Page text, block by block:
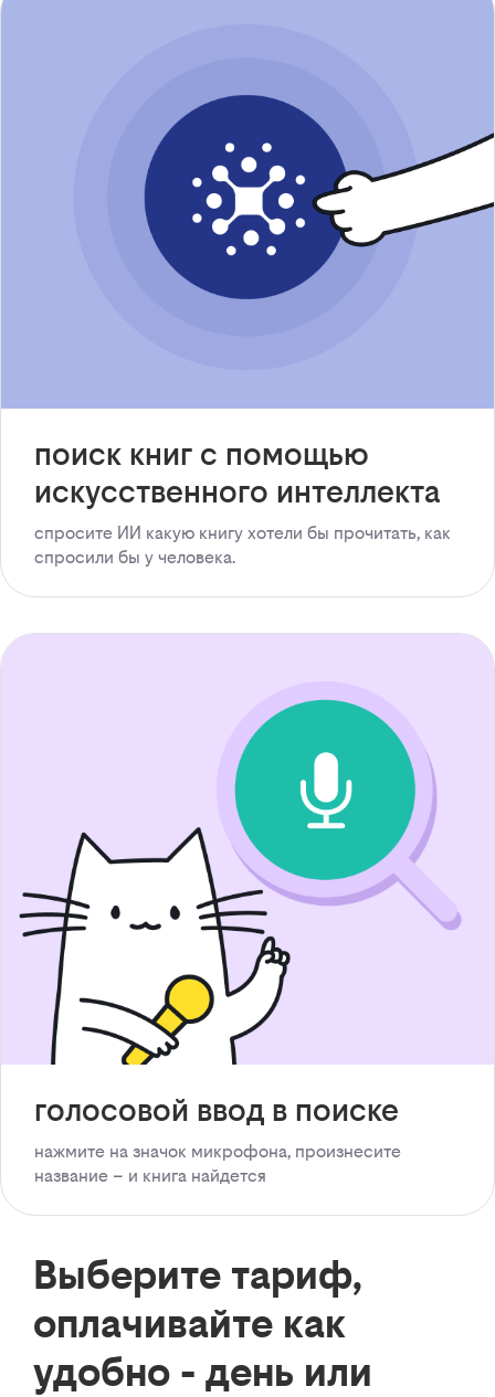
поиск книг с помощью
искусственного интеллекта
спросите ИИ какую книгу хотели бы прочитать, как
спросили бы у человека.
голосовой ввод в поиске
нажмите на значок микрофона, произнесите
название – и книга найдется
Выберите тариф,
оплачивайте как
удобно - день или